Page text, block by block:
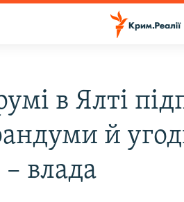
в Ялті
й
– влада